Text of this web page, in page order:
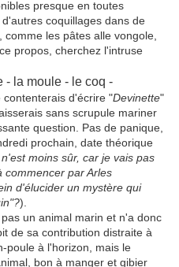
presque en toutes
coquillages dans de
les pâtes alle vongole,
propos, cherchez l'intruse
- la moule - le coq -
contenterais d'écrire "Devinette"
sans scrupule mariner
question. Pas de panique,
prochain, date théorique
moins sûr, car je vais pas
commencer par Arles
d'élucider un mystère qui
).
un animal marin et n'a donc
de sa contribution distraite à
poule à l'horizon, mais le
bon à manger et gibier